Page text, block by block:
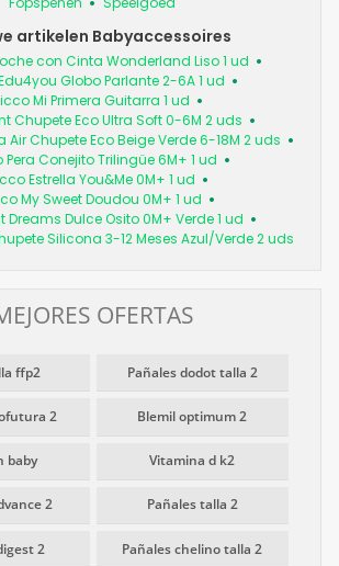
artikelen Babyaccessoires
con Cinta Wonderland Liso 1 ud
Globo Parlante 2-6A 1 ud
Mi Primera Guitarra 1 ud
Chupete Eco Ultra Soft 0-6M 2 uds
Air Chupete Eco Beige Verde 6-18M 2 uds
Conejito Trilingüe 6M+ 1 ud
Estrella You&Me 0M+ 1 ud
My Sweet Doudou 0M+ 1 ud
Dreams Dulce Osito 0M+ Verde 1 ud
Silicona 3-12 Meses Azul/Verde 2 uds
OFERTAS
ffp2 Pañales dodot talla 2
2 Blemil optimum 2
baby Vitamina d k2
2 Pañales talla 2
2 Pañales chelino talla 2